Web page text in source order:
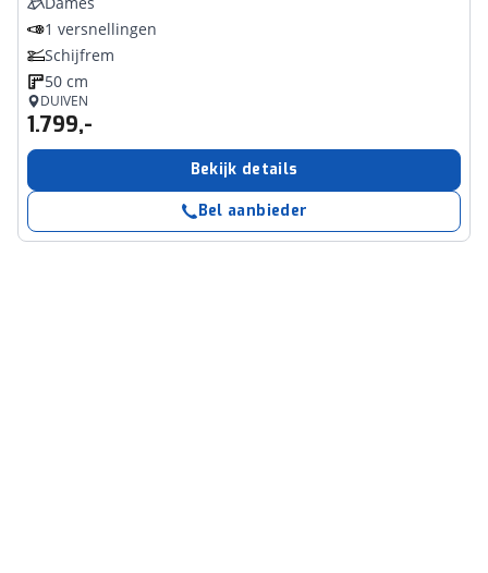
1 versnellingen
Schijfrem
50 cm
DUIVEN
1.799,-
Bekijk details
Bel aanbieder